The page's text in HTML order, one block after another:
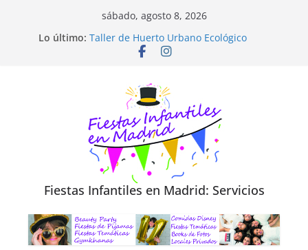
sábado, agosto 8, 2026
Lo último: Taller de Huerto Urbano Ecológico
TALLER FOTOGRAFÍA LA NATURALEZA
Trivial Virtual para niños
Fiestas Infantiles en Madrid: Servicios